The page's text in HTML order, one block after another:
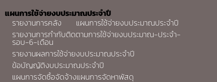
แผนการใช้จ่ายงบประมาณประจำปี
รายงานการคลัง
แผนการใช้จ่ายงบประมาณประจำปี
รายงานการกำกับติดตามการใช้จ่ายงบประมาณ-ประจำ-
รอบ-6-เดือน
รายงานผลการใช้จ่ายงบประมาณประจำปี
ข้อบัญญัติงบประมาณประจำปี
แผนการจัดซื้อจัดจ้างแผนการจัดหาพัสดุ